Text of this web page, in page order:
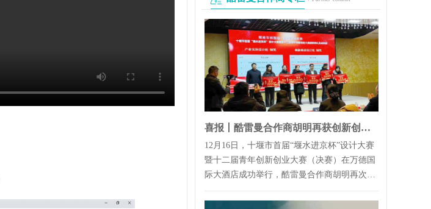
喜报丨酷雷曼合作商胡明再获创新创业大奖
12月16日，十堰市首届“堰水进京杯”设计大赛
暨十二届青年创新创业大赛（决赛）在万德国
际大酒店成功举行，酷雷曼合作商胡明再次斩